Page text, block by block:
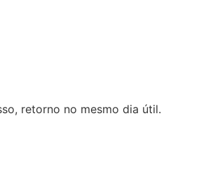
retorno no mesmo dia útil.